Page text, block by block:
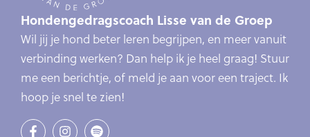
Hondengedragscoach Lisse van de Groep
Wil jij je hond beter leren begrijpen, en meer vanuit
verbinding werken? Dan help ik je heel graag! Stuur
me een berichtje, of meld je aan voor een traject. Ik
hoop je snel te zien!